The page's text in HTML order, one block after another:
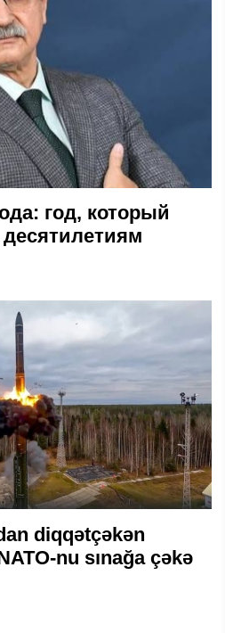
год, который
diqqətçəkən
nu sınağa çəkə